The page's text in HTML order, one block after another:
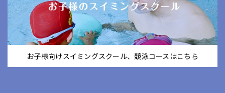
お子様向けスイミングスクール、競泳コースはこちら